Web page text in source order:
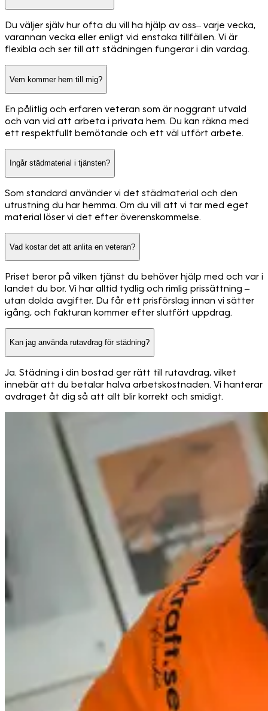
Du väljer själv hur ofta du vill ha hjälp av oss– varje vecka,
varannan vecka eller enligt vid enstaka tillfällen. Vi är
flexibla och ser till att städningen fungerar i din vardag.
Vem kommer hem till mig?
En pålitlig och erfaren veteran som är noggrant utvald
och van vid att arbeta i privata hem. Du kan räkna med
ett respektfullt bemötande och ett väl utfört arbete.
Ingår städmaterial i tjänsten?
Som standard använder vi det städmaterial och den
utrustning du har hemma. Om du vill att vi tar med eget
material löser vi det efter överenskommelse.
Vad kostar det att anlita en veteran?
Priset beror på vilken tjänst du behöver hjälp med och var i
landet du bor. Vi har alltid tydlig och rimlig prissättning –
utan dolda avgifter. Du får ett prisförslag innan vi sätter
igång, och fakturan kommer efter slutfört uppdrag.
Kan jag använda rutavdrag för städning?
Ja. Städning i din bostad ger rätt till rutavdrag, vilket
innebär att du betalar halva arbetskostnaden. Vi hanterar
avdraget åt dig så att allt blir korrekt och smidigt.